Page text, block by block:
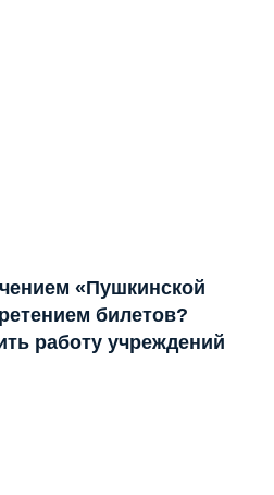
«Пушкинской
билетов?
работу учреждений